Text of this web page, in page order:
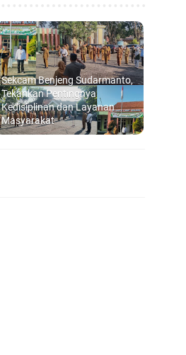
Sekcam Benjeng Sudarmanto,
Tekankan Pentingnya
Kedisiplinan dan Layanan
Masyarakat